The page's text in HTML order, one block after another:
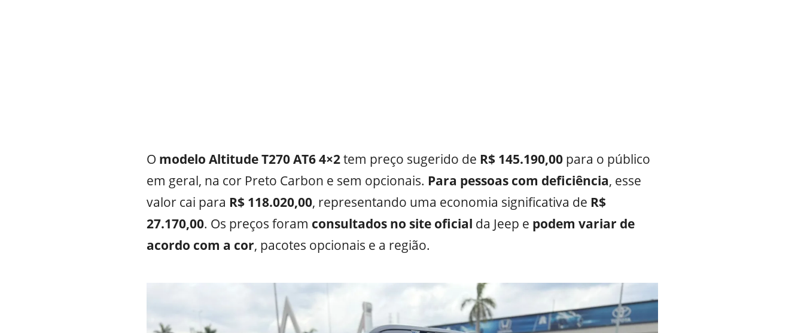
O modelo Altitude T270 AT6 4×2tem preço sugerido de R$ 145.190,00para o público
em geral, na cor Preto Carbon e sem opcionais. Para pessoas com deficiência, esse
valor cai para R$ 118.020,00, representando uma economia significativa de R$
27.170,00. Os preços foram consultados no site oficial da Jeep e podem variar de
acordo com a cor, pacotes opcionais e a região.